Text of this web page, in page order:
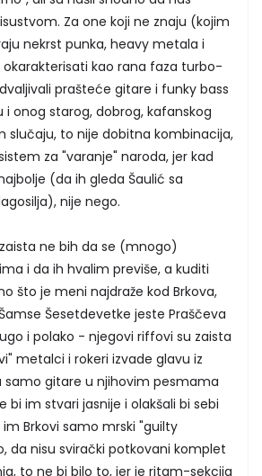
Za one koji ne znaju (kojim
nekrst punka, heavy metala i
kao rana faza turbo-
prašteće gitare i funky bass
onog starog, dobrog, kafanskog
slučaju, to nije dobitna kombinacija,
za "varanje" naroda, jer kad
(da ih gleda Šaulić sa
nije nego.
ne bih da se (mnogo)
i da ih hvalim previše, a kuditi
što je meni najdraže kod Brkova,
Šesetdevetke jeste Praščeva
i polako - njegovi riffovi su zaista
metalci i rokeri izvade glavu iz
samo gitare u njihovim pesmama
bi im stvari jasnije i olakšali bi sebi
Brkovi samo mrski "guilty
da nisu svirački potkovani komplet
to ne bi bilo to, jer je ritam-sekcija